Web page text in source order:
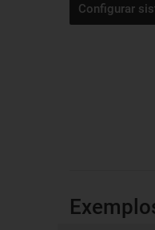
Configurar